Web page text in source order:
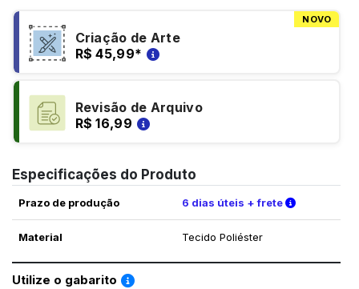
NOVO
Criação de Arte
R$ 45,99*
Revisão de Arquivo
R$ 16,99
Especificações do Produto
Prazo de produção 6 dias úteis + frete Verifique
Material Tecido Poliéster
Utilize o gabarito Saiba como utilizar os nossos gabaritos